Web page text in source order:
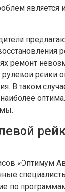
является
ремонт
рулевой рейки
В таком
«Оптимум
по